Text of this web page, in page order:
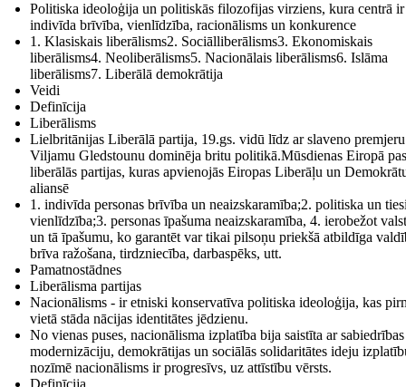
Politiska ideoloģija un politiskās filozofijas virziens, kura centrā ir
indivīda brīvība, vienlīdzība, racionālisms un konkurence
1. Klasiskais liberālisms2. Sociālliberālisms3. Ekonomiskais
liberālisms4. Neoliberālisms5. Nacionālais liberālisms6. Islāma
liberālisms7. Liberālā demokrātija
Veidi
Definīcija
Liberālisms
Lielbritānijas Liberālā partija, 19.gs. vidū līdz ar slaveno premjeru
Viljamu Gledstounu dominēja britu politikā.Mūsdienas Eiropā
liberālās partijas, kuras apvienojās Eiropas Liberāļu un
aliansē
1. indivīda personas brīvība un neaizskaramība;2. politiska un
vienlīdzība;3. personas īpašuma neaizskaramība, 4. ierobežot
un tā īpašumu, ko garantēt var tikai pilsoņu priekšā atbildīga
brīva ražošana, tirdzniecība, darbaspēks, utt.
Pamatnostādnes
Liberālisma partijas
Nacionālisms - ir etniski konservatīva politiska ideoloģija, kas
vietā stāda nācijas identitātes jēdzienu.
No vienas puses, nacionālisma izplatība bija saistīta ar sabiedrības
modernizāciju, demokrātijas un sociālās solidaritātes ideju
nozīmē nacionālisms ir progresīvs, uz attīstību vērsts.